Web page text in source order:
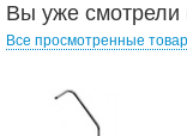
Вы уже смотрели
Все просмотренные